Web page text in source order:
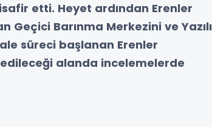
etti. Heyet ardından Erenler
Barınma Merkezini ve Yazılı
süreci başlanan Erenler
edileceği alanda incelemelerde